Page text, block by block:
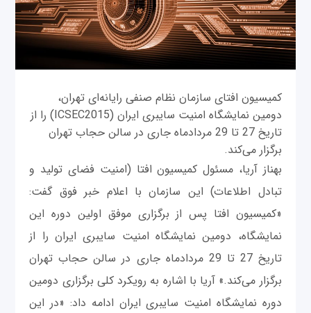
کمیسیون افتای سازمان نظام صنفی رایانه‌ای تهران،
دومین نمایشگاه امنیت سایبری ایران (ICSEC2015) را از
تاریخ 27 تا 29 مردادماه جاری در سالن حجاب تهران
برگزار می‌کند.
بهناز آریا، مسئول کمیسیون افتا (امنیت فضای تولید و
تبادل اطلاعات) این سازمان با اعلام خبر فوق گفت:
«کمیسیون افتا پس از برگزاری موفق اولین دوره این
نمایشگاه، دومین نمایشگاه امنیت سایبری ایران را از
تاریخ 27 تا 29 مردادماه جاری در سالن حجاب تهران
برگزار می‌کند.» آریا با اشاره به رویکرد کلی برگزاری دومین
دوره نمایشگاه امنیت سایبری ایران ادامه داد: «در این